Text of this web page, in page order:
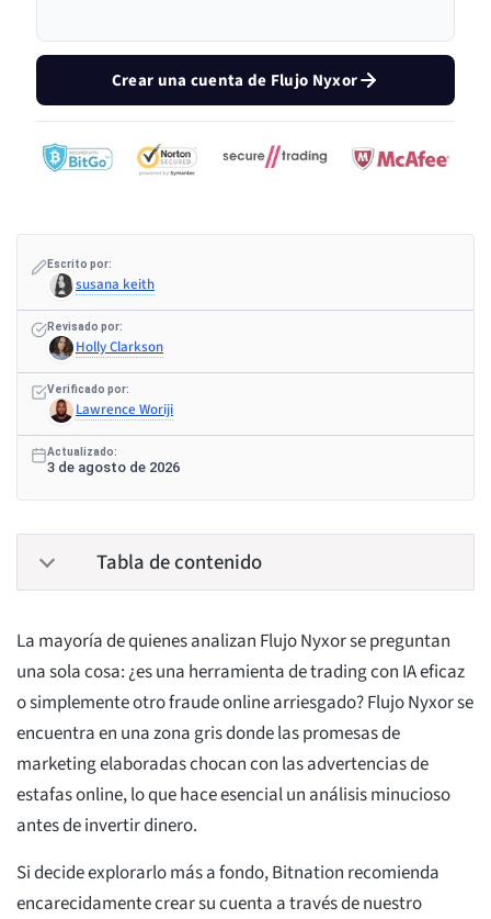
Crear una cuenta de Flujo Nyxor
Escrito por:
susana keith
Revisado por:
Holly Clarkson
Verificado por:
Lawrence Woriji
Actualizado:
3 de agosto de 2026
Tabla de contenido
La mayoría de quienes analizan Flujo Nyxor se preguntan
una sola cosa: ¿es una herramienta de trading con IA eficaz
o simplemente otro fraude online arriesgado? Flujo Nyxor se
encuentra en una zona gris donde las promesas de
marketing elaboradas chocan con las advertencias de
estafas online, lo que hace esencial un análisis minucioso
antes de invertir dinero.
Si decide explorarlo más a fondo, Bitnation recomienda
encarecidamente crear su cuenta a través de nuestro